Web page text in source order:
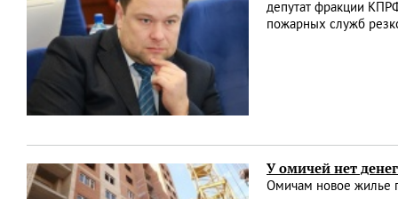
депутат фракции
пожарных служб
У омичей нет
Омичам новое жилье